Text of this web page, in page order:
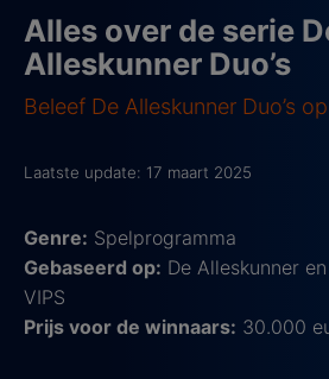
Alles over de serie
Alleskunner Duo’s
Beleef De Alleskunner Duo’s
Laatste update: 17 maart 2025
Genre: Spelprogramma
Gebaseerd op: De Alleskunner
VIPS
Prijs voor de winnaars: 30.000